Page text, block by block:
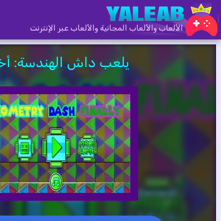
الألعاب والألعاب المجانية والألعاب عبر الإنترنت
يلعب داش الهندسة: